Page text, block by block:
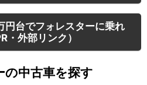
円台でフォレスターに乗れ
・外部リンク）
中古車を探す